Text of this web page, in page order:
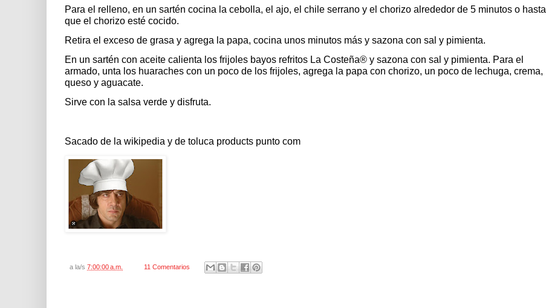
Para el relleno, en un sartén cocina la cebolla, el ajo, el chile serrano y el chorizo alrededor de 5 minutos o hasta
que el chorizo esté cocido.
Retira el exceso de grasa y agrega la papa, cocina unos minutos más y sazona con sal y pimienta.
En un sartén con aceite calienta los frijoles bayos refritos La Costeña® y sazona con sal y pimienta. Para el
armado, unta los huaraches con un poco de los frijoles, agrega la papa con chorizo, un poco de lechuga, crema,
queso y aguacate.
Sirve con la salsa verde y disfruta.
Sacado de la wikipedia y de toluca products punto com
a la/s 7:00:00 a.m. 11 Comentarios